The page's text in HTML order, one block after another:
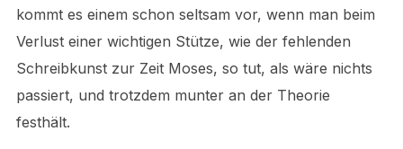
kommt es einem schon seltsam vor, wenn man beim
Verlust einer wichtigen Stütze, wie der fehlenden
Schreibkunst zur Zeit Moses, so tut, als wäre nichts
passiert, und trotzdem munter an der Theorie
festhält.